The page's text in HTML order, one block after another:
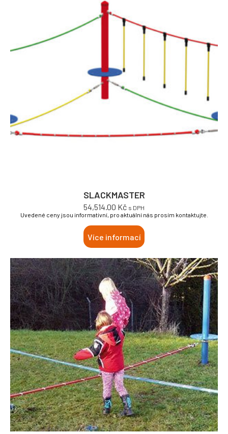
SLACKMASTER
54,514.00 Kč s DPH
Uvedené ceny jsou informativní, pro aktuální nás prosím kontaktujte.
Více informací